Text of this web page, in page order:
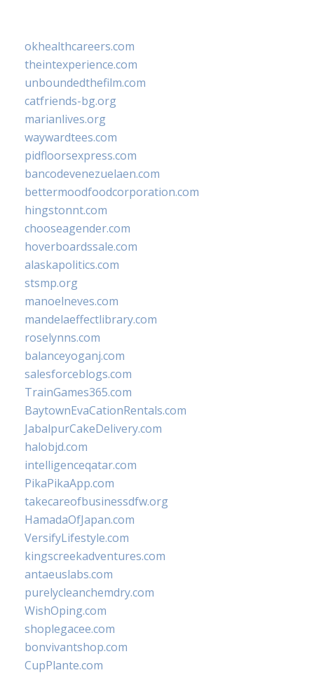
okhealthcareers.com
theintexperience.com
unboundedthefilm.com
catfriends-bg.org
marianlives.org
waywardtees.com
pidfloorsexpress.com
bancodevenezuelaen.com
bettermoodfoodcorporation.com
hingstonnt.com
chooseagender.com
hoverboardssale.com
alaskapolitics.com
stsmp.org
manoelneves.com
mandelaeffectlibrary.com
roselynns.com
balanceyoganj.com
salesforceblogs.com
TrainGames365.com
BaytownEvaCationRentals.com
JabalpurCakeDelivery.com
halobjd.com
intelligenceqatar.com
PikaPikaApp.com
takecareofbusinessdfw.org
HamadaOfJapan.com
VersifyLifestyle.com
kingscreekadventures.com
antaeuslabs.com
purelycleanchemdry.com
WishOping.com
shoplegacee.com
bonvivantshop.com
CupPlante.com